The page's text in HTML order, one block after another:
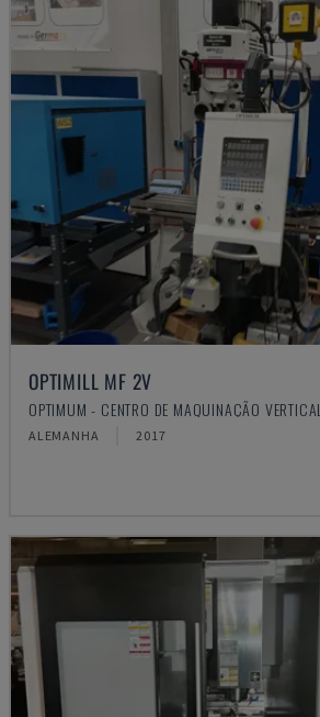
OPTIMILL MF 2V
OPTIMUM - CENTRO DE MAQUINAÇÃO VERTICAL
ALEMANHA 2017